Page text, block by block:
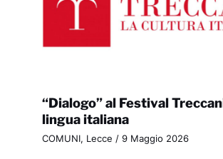
“Dialogo” al Festival
lingua italiana
COMUNI, Lecce / 9 Maggio 2026